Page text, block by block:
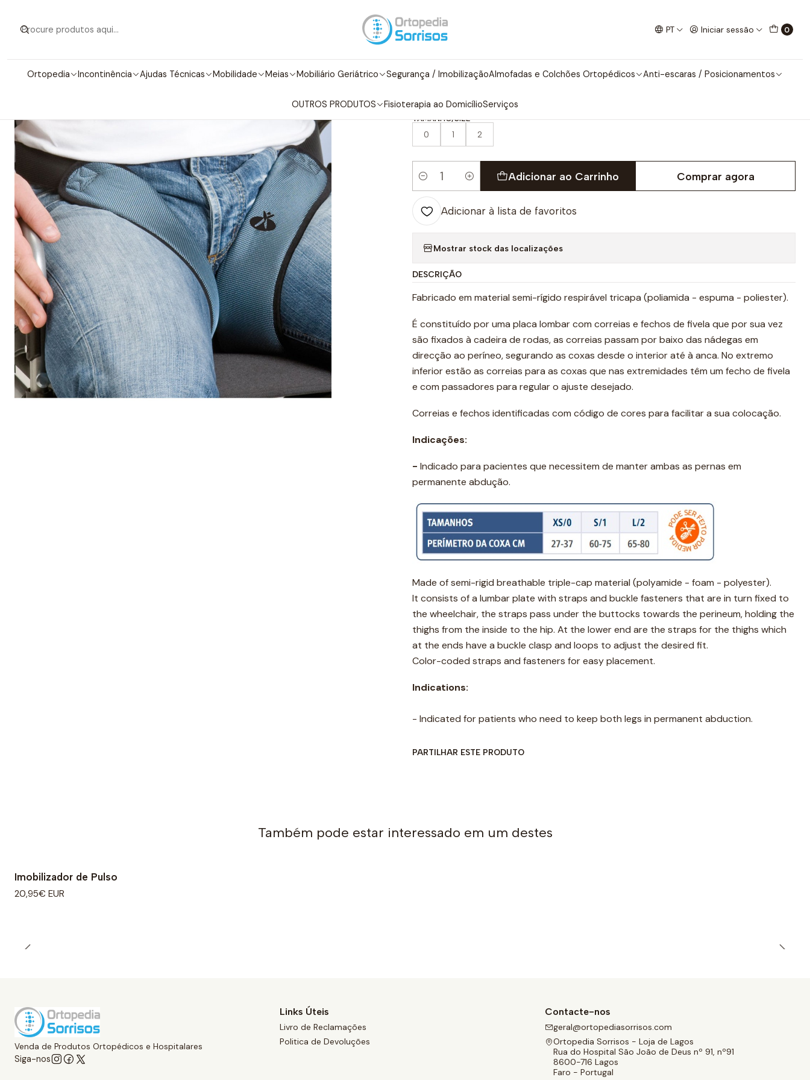
PT Iniciar sessão 0
Ortopedia Incontinência Ajudas Técnicas Mobilidade Meias Mobiliário Geriátrico Segurança / ImobilizaçãoAlmofadas e Colchões Ortopédicos Anti-escaras / Posicionamentos
OUTROS PRODUTOS Fisioterapia ao DomicílioServiços
Segurança / Imobilização
ARNÊS - IMOBILIZADOR ABDUTOR DE
PERNAS
TAMANHO/SIZE
0 1 2
Quantidade
Adicionar ao Carrinho Comprar agora
Adicionar à lista de favoritos
Mostrar stock das localizações
DESCRIÇÃO
Fabricado em material semi-rígido respirável tricapa (poliamida - espuma - poliester).
É constituído por uma placa lombar com correias e fechos de fivela que por sua vez
são fixados à cadeira de rodas, as correias passam por baixo das nádegas em
direcção ao períneo, segurando as coxas desde o interior até à anca. No extremo
inferior estão as correias para as coxas que nas extremidades têm um fecho de fivela
e com passadores para regular o ajuste desejado.
Correias e fechos identificadas com código de cores para facilitar a sua colocação.
Indicações:
- Indicado para pacientes que necessitem de manter ambas as pernas em
permanente abdução.
Made of semi-rigid breathable triple-cap material (polyamide - foam - polyester).
It consists of a lumbar plate with straps and buckle fasteners that are in turn fixed to
the wheelchair, the straps pass under the buttocks towards the perineum, holding the
thighs from the inside to the hip. At the lower end are the straps for the thighs which
at the ends have a buckle clasp and loops to adjust the desired fit.
Color-coded straps and fasteners for easy placement.
Indications:
- Indicated for patients who need to keep both legs in permanent abduction.
PARTILHAR ESTE PRODUTO
Também pode estar interessado em um destes
Imobilizador de Pulso
20,95€ EUR
Venda de Produtos Ortopédicos e Hospitalares
Siga-nos
Links Úteis
Livro de Reclamações
Politica de Devoluções
Contacte-nos
geral@ortopediasorrisos.com
Ortopedia Sorrisos - Loja de Lagos
Rua do Hospital São João de Deus nº 91, nº91
8600-716 Lagos
Faro - Portugal